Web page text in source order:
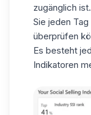
zugänglich
Sie jeden
überprüfen
Es besteht
Indikatoren